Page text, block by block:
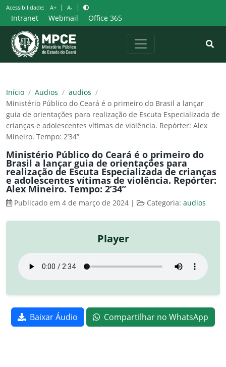
Pular
para
o
conteúdo
Acessibilidade: A+ | A- |
Intranet Webmail Office 365
Início / Audios / audios /
Ministério Público do Ceará é o primeiro do Brasil a lançar
guia de orientações para realização de Escuta Especializada de
crianças e adolescentes vítimas de violência. Repórter: Alex
Mineiro. Tempo: 2’34”
Ministério Público do Ceará é o primeiro do
Brasil a lançar guia de orientações para
realização de Escuta Especializada de crianças
e adolescentes vítimas de violência. Repórter:
Alex Mineiro. Tempo: 2’34”
Publicado em 4 de março de 2024 | Categoria: audios
Player
Baixar Áudio Compartilhar no WhatsApp